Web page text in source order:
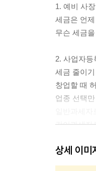
1. 예비 사
세금은 언
무슨 세금
2. 사업자
세금 줄이
창업할 때
업종 선택
간이과세자
지방에서 창
N잡러로 사
상세 이미